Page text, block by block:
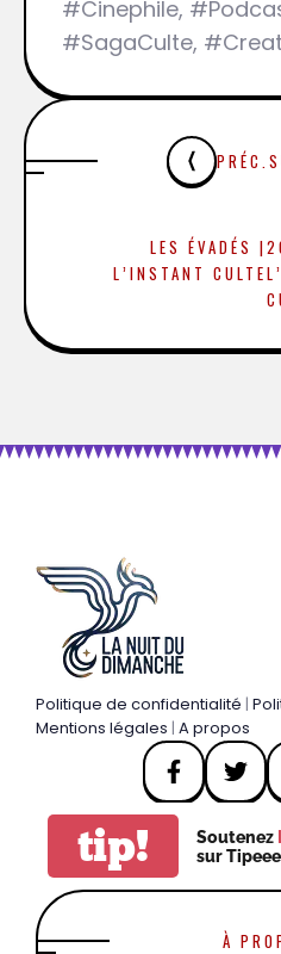
#Cinephile,
#SagaCulte,
PRÉC.
LES ÉVADÉS |
L’INSTANT CULTE
Politique de confidentialité |
Mentions légales | A propos
tip! Soutenez
sur Tipeee
À